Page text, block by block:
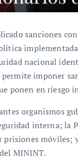
sanciones
nacional
imponer
ponen en riesgo
organismos
interna; la
móviles;
MININT.